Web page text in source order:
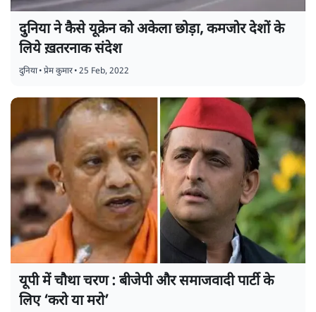
दुनिया ने कैसे यूक्रेन को अकेला छोड़ा, कमजोर देशों के
लिये ख़तरनाक संदेश
दुनिया•प्रेम कुमार•25 Feb, 2022
यूपी में चौथा चरण : बीजेपी और समाजवादी पार्टी के
लिए ‘करो या मरो’